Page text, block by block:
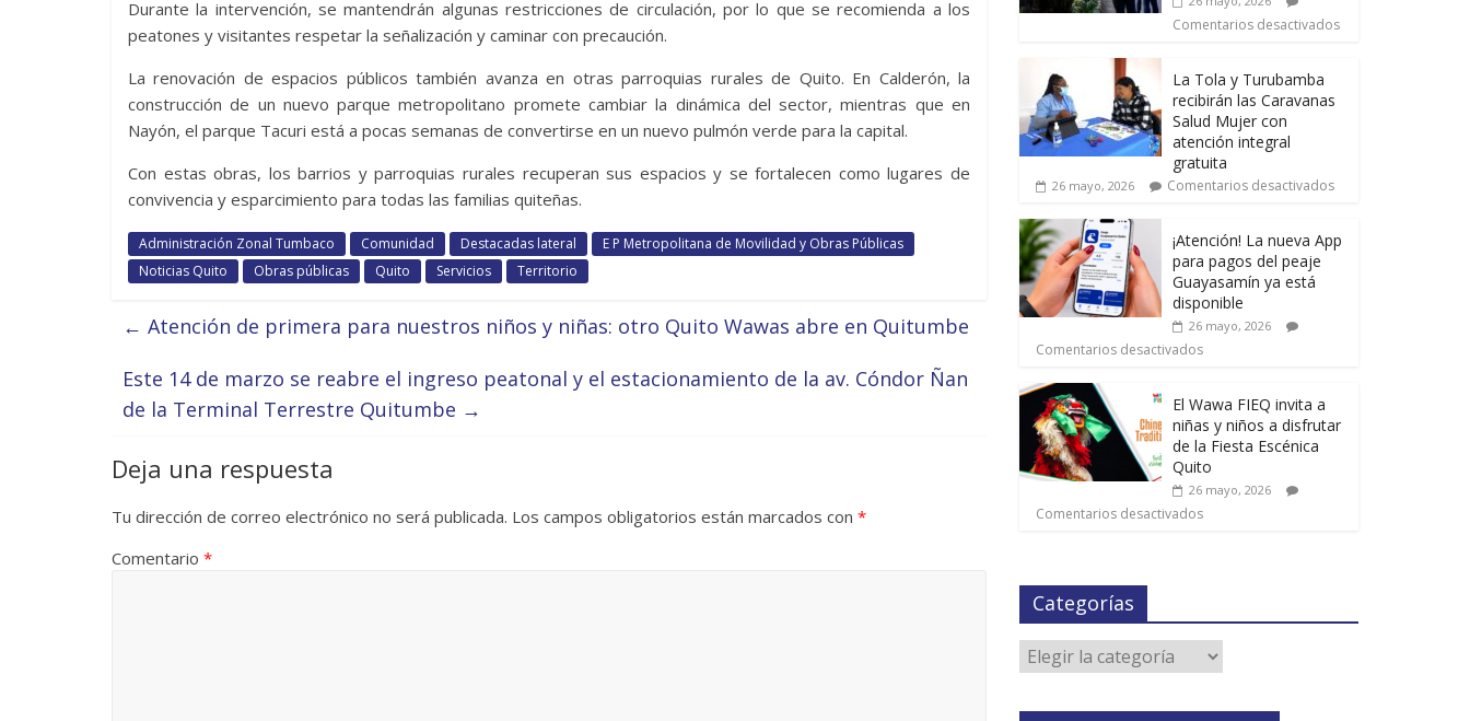
Durante la intervención, se mantendrán algunas restricciones de circulación, por lo que se recomienda a los
peatones y visitantes respetar la señalización y caminar con precaución.
La renovación de espacios públicos también avanza en otras parroquias rurales de Quito. En Calderón, la
construcción de un nuevo parque metropolitano promete cambiar la dinámica del sector, mientras que en
Nayón, el parque Tacuri está a pocas semanas de convertirse en un nuevo pulmón verde para la capital.
Con estas obras, los barrios y parroquias rurales recuperan sus espacios y se fortalecen como lugares de
convivencia y esparcimiento para todas las familias quiteñas.
Administración Zonal Tumbaco Comunidad Destacadas lateral
E P Metropolitana de Movilidad y Obras Públicas
Noticias Quito
Obras públicas Quito Servicios Territorio
← Atención de primera para nuestros niños y niñas: otro Quito Wawas abre en Quitumbe
Este 14 de marzo se reabre el ingreso peatonal y el estacionamiento de la av. Cóndor Ñan
de la Terminal Terrestre Quitumbe →
Deja una respuesta
Tu dirección de correo electrónico no será publicada. Los campos obligatorios están marcados con *
Comentario *
Comentarios desactivados
La Tola y Turubamba
recibirán las Caravanas
Salud Mujer con
atención integral
gratuita
26 mayo, 2026 Comentarios desactivados
¡Atención! La nueva App
para pagos del peaje
Guayasamín ya está
disponible
26 mayo, 2026
Comentarios desactivados
El Wawa FIEQ invita a
niñas y niños a disfrutar
de la Fiesta Escénica
Quito
26 mayo, 2026
Comentarios desactivados
Categorías